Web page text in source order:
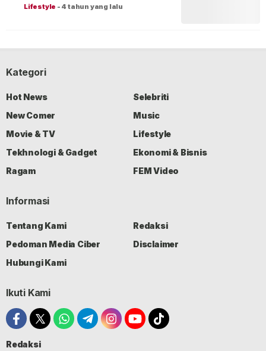
Lifestyle - 4 tahun yang lalu
Kategori
Hot News
Selebriti
New Comer
Music
Movie & TV
Lifestyle
Tekhnologi & Gadget
Ekonomi & Bisnis
Ragam
FEM Video
Informasi
Tentang Kami
Redaksi
Pedoman Media Ciber
Disclaimer
Hubungi Kami
Ikuti Kami
Redaksi